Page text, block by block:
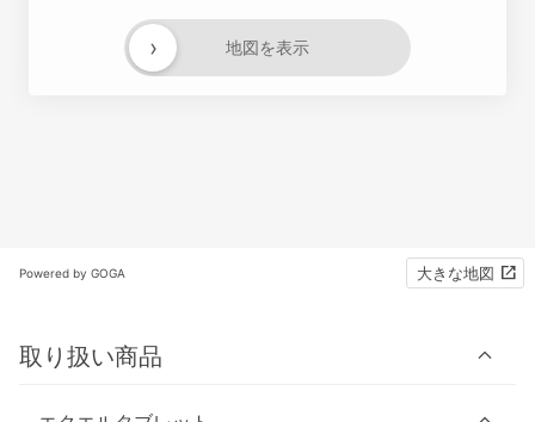
地図を表示
›
Powered by GOGA 大きな地図
取り扱い商品